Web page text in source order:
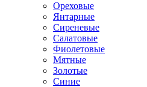
Ореховые
Янтарные
Сиреневые
Салатовые
Фиолетовые
Мятные
Золотые
Синие